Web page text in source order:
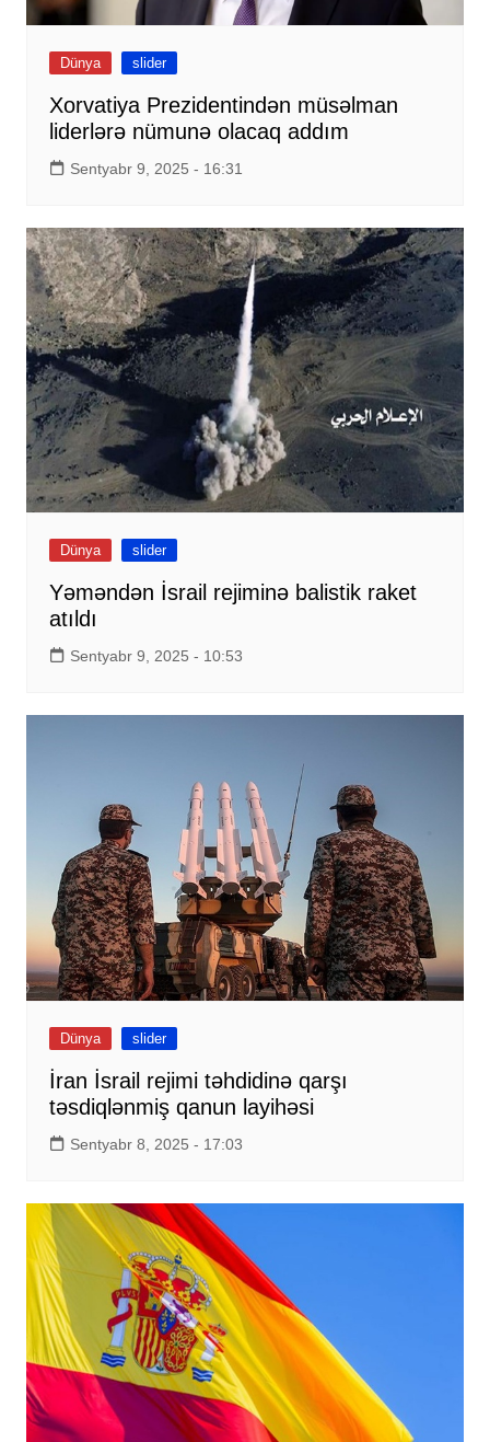
Dünya slider
Xorvatiya Prezidentindən müsəlman
liderlərə nümunə olacaq addım
Sentyabr 9, 2025 - 16:31
Dünya slider
Yəməndən İsrail rejiminə balistik raket
atıldı
Sentyabr 9, 2025 - 10:53
Dünya slider
İran İsrail rejimi təhdidinə qarşı
təsdiqlənmiş qanun layihəsi
Sentyabr 8, 2025 - 17:03